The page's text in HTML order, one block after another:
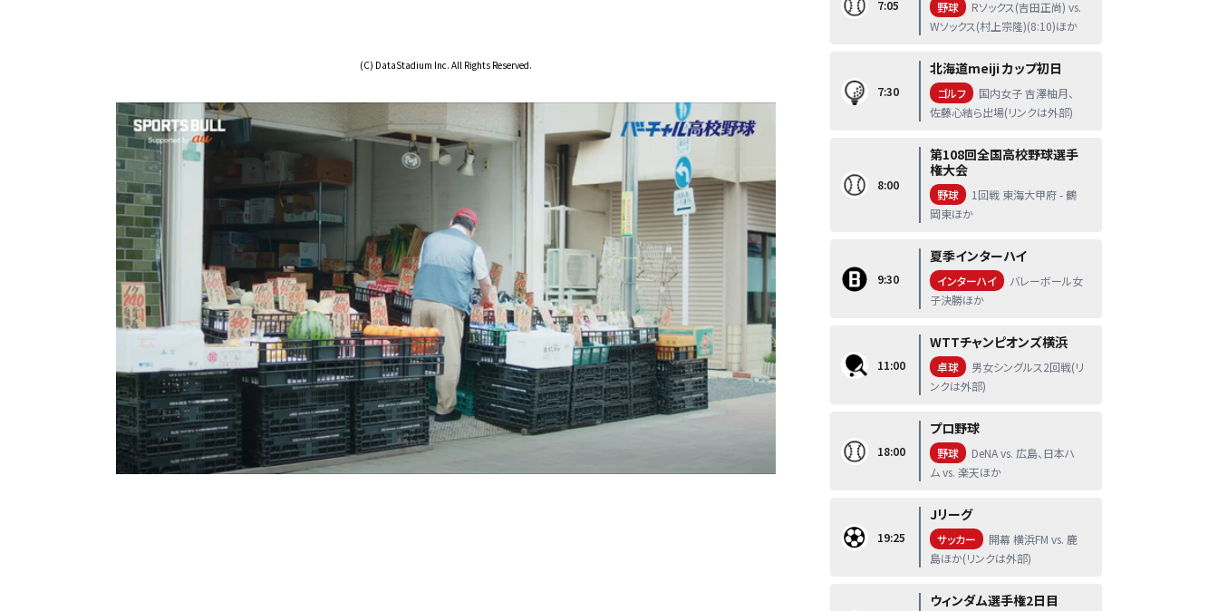
(C) DataStadium Inc. All Rights Reserved.
7:05 野球
Rソックス(吉田正尚) vs.
Wソックス(村上宗隆)(8:10)ほか
7:30
北海道meiji カップ初日
ゴルフ
国内女子 吉澤柚月、
佐藤心結ら出場(リンクは外部)
8:00
第108回全国高校野球選手
権大会
野球
1回戦 東海大甲府 - 鶴
岡東ほか
9:30
夏季インターハイ
インターハイ
バレーボール女
子決勝ほか
11:00
WTTチャンピオンズ横浜
卓球
男女シングルス2回戦(リ
ンクは外部)
18:00
プロ野球
野球
DeNA vs. 広島、日本ハ
ム vs. 楽天ほか
19:25
Jリーグ
サッカー
開幕 横浜FM vs. 鹿
島ほか(リンクは外部)
ウィンダム選手権2日目